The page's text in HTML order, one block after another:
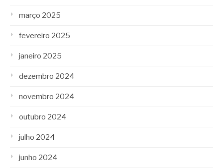
março 2025
fevereiro 2025
janeiro 2025
dezembro 2024
novembro 2024
outubro 2024
julho 2024
junho 2024